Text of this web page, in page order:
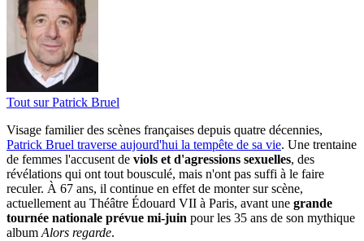
Tout surPatrick Bruel
Visage familier des scènes françaises depuis quatre décennies,
Patrick Bruel traverse aujourd'hui la tempête de sa vie. Une trentaine
de femmes l'accusent de viols et d'agressions sexuelles, des
révélations qui ont tout bousculé, mais n'ont pas suffi à le faire
reculer. À 67 ans, il continue en effet de monter sur scène,
actuellement au Théâtre Édouard VII à Paris, avant une grande
tournée nationale prévue mi-juin pour les 35 ans de son mythique
albumAlors regarde.